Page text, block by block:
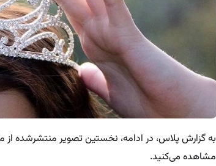
به گزارش پلاس، در ادامه، نخستین تصویر منتشرشده از
مشاهده می‌کنید.